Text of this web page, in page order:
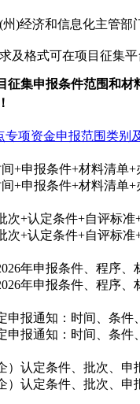
)经济和信息化主管
及格式可在项目征集
征集申报条件范围和材
专项资金申报范围类别
+申报条件+材料清单+
+申报条件+材料清单+
次+认定条件+自评标
次+认定条件+自评标
年申报条件、程序、
年申报条件、程序、
申报通知：时间、条
申报通知：时间、条
）认定条件、批次、申
）认定条件、批次、申